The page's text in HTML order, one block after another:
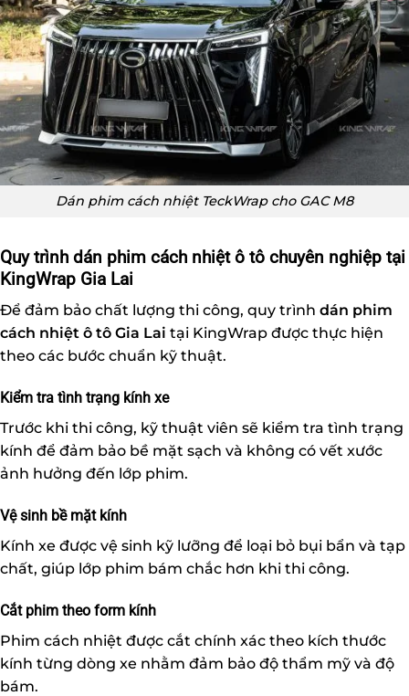
Dán phim cách nhiệt TeckWrap cho GAC M8
Quy trình dán phim cách nhiệt ô tô chuyên nghiệp tại
KingWrap Gia Lai
Để đảm bảo chất lượng thi công, quy trình dán phim
cách nhiệt ô tô Gia Lai tại KingWrap được thực hiện
theo các bước chuẩn kỹ thuật.
Kiểm tra tình trạng kính xe
Trước khi thi công, kỹ thuật viên sẽ kiểm tra tình trạng
kính để đảm bảo bề mặt sạch và không có vết xước
ảnh hưởng đến lớp phim.
Vệ sinh bề mặt kính
Kính xe được vệ sinh kỹ lưỡng để loại bỏ bụi bẩn và tạp
chất, giúp lớp phim bám chắc hơn khi thi công.
Cắt phim theo form kính
Phim cách nhiệt được cắt chính xác theo kích thước
kính từng dòng xe nhằm đảm bảo độ thẩm mỹ và độ
bám.